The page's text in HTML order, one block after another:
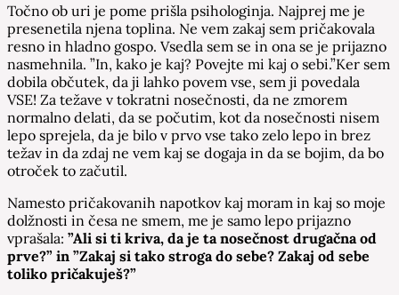
Točno ob uri je pome prišla psihologinja. Najprej me je
presenetila njena toplina. Ne vem zakaj sem pričakovala
resno in hladno gospo. Vsedla sem se in ona se je prijazno
nasmehnila. ”In, kako je kaj? Povejte mi kaj o sebi.”Ker sem
dobila občutek, da ji lahko povem vse, sem ji povedala
VSE! Za težave v tokratni nosečnosti, da ne zmorem
normalno delati, da se počutim, kot da nosečnosti nisem
lepo sprejela, da je bilo v prvo vse tako zelo lepo in brez
težav in da zdaj ne vem kaj se dogaja in da se bojim, da bo
otroček to začutil.
Namesto pričakovanih napotkov kaj moram in kaj so moje
dolžnosti in česa ne smem, me je samo lepo prijazno
vprašala: ”Ali si ti kriva, da je ta nosečnost drugačna od
prve?” in ”Zakaj si tako stroga do sebe? Zakaj od sebe
toliko pričakuješ?”